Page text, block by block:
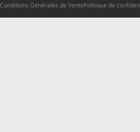
Conditions Générales de VentePolitique de